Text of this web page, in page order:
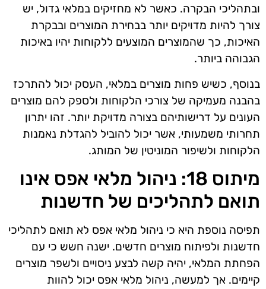
ובתהליכי הבקרה. כאשר לא מחזיקים במלאי גדול, יש
צורך להיות מדויקים יותר בבחירת המוצרים ובבקרת
האיכות, כך שהמוצרים המוצעים ללקוחות יהיו באיכות
הגבוהה ביותר.
בנוסף, כשיש פחות מוצרים במלאי, העסק יכול להתרכז
בהבנה מעמיקה של צורכי הלקוחות ולספק להם מוצרים
העונים על דרישותיהם בצורה מדויקת יותר. זהו יתרון
תחרותי משמעותי, אשר יכול להוביל להגדלת נאמנות
הלקוחות ולשיפור המוניטין של המותג.
מיתוס 18: ניהול מלאי אפס אינו
תואם לתהליכים של חדשנות
תפיסה נוספת היא כי ניהול מלאי אפס לא תואם לתהליכי
חדשנות ולפיתוח מוצרים חדשים. ישנה חשש כי עם
הפחתת המלאי, יהיה קשה לבצע ניסויים ולשפר מוצרים
קיימים. אך למעשה, ניהול מלאי אפס יכול להוות